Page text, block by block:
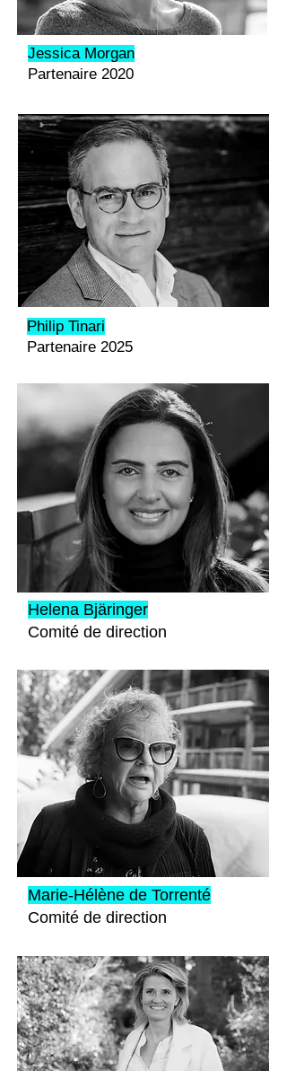
Jessica Morgan
Partenaire 2020
Philip Tinari
Partenaire 2025
Helena Bjäringer
Comité de direction
Marie-Hélène de Torrenté
Comité de direction